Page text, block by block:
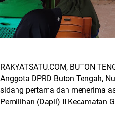
RAKYATSATU.COM, BUTON
Anggota DPRD Buton Tengah,
sidang pertama dan menerima
Pemilihan (Dapil) II Kecamatan